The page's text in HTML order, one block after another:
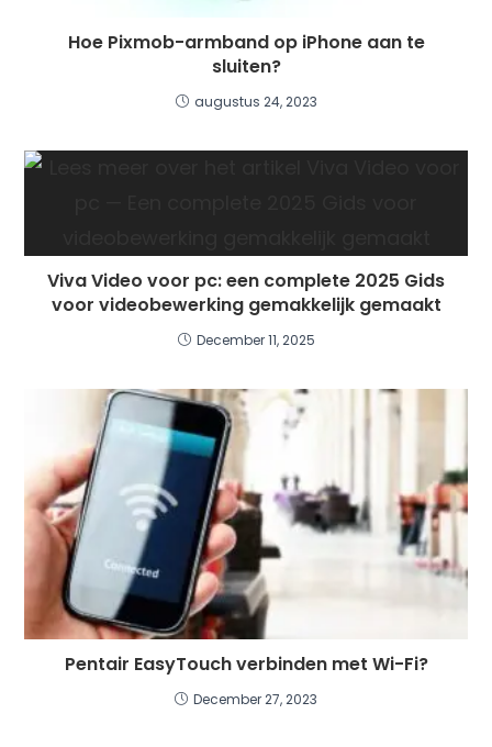
Hoe Pixmob-armband op iPhone aan te
sluiten?
augustus 24, 2023
Viva Video voor pc: een complete 2025 Gids
voor videobewerking gemakkelijk gemaakt
December 11, 2025
Pentair EasyTouch verbinden met Wi-Fi?
December 27, 2023